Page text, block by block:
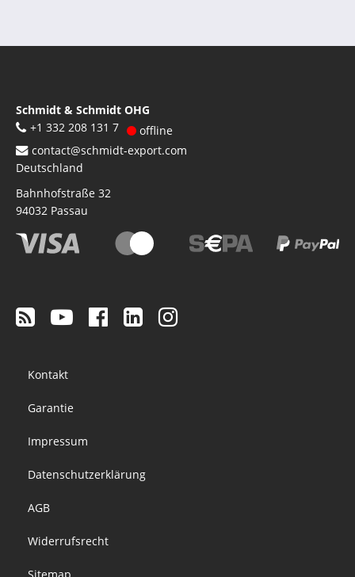
Schmidt & Schmidt OHG
+1 332 208 131 7
offline
contact@schmidt-export.com
Deutschland
Bahnhofstraße 32
94032 Passau
menu
Kontakt
Garantie
Impressum
Datenschutzerklärung
AGB
Widerrufsrecht